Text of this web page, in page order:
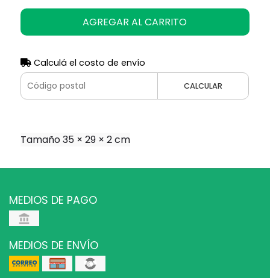
AGREGAR AL CARRITO
Calculá el costo de envío
CALCULAR
Tamaño 35 × 29 × 2 cm
MEDIOS DE PAGO
MEDIOS DE ENVÍO